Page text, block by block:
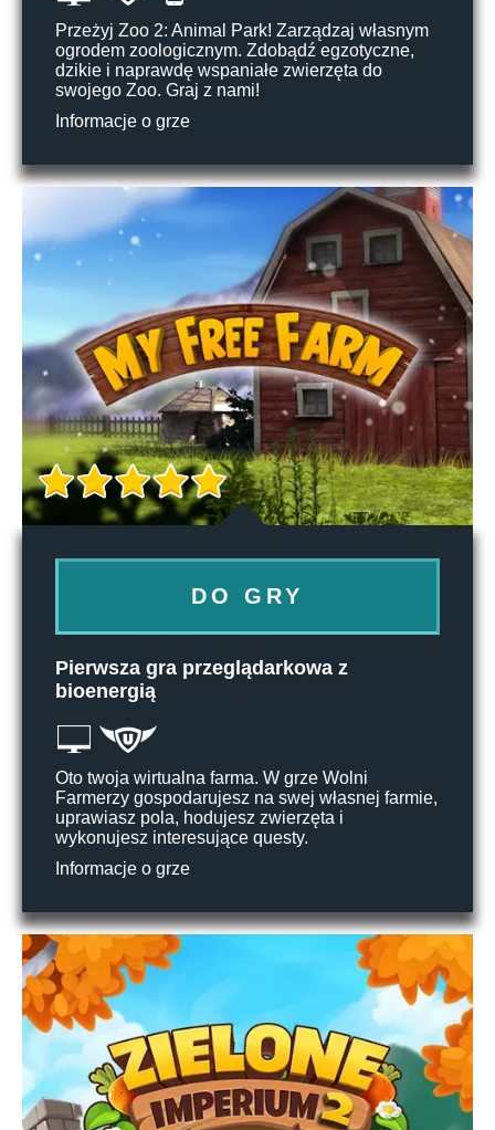
Przeżyj Zoo 2: Animal Park! Zarządzaj własnym
ogrodem zoologicznym. Zdobądź egzotyczne,
dzikie i naprawdę wspaniałe zwierzęta do
swojego Zoo. Graj z nami!
Informacje o grze
DO GRY
Pierwsza gra przeglądarkowa z
bioenergią
Oto twoja wirtualna farma. W grze Wolni
Farmerzy gospodarujesz na swej własnej farmie,
uprawiasz pola, hodujesz zwierzęta i
wykonujesz interesujące questy.
Informacje o grze